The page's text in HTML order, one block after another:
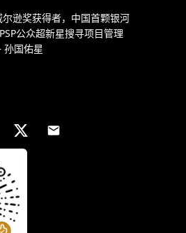
逊奖获得者，中国首颗银河
公众超新星搜寻项目管理
孙国佑星